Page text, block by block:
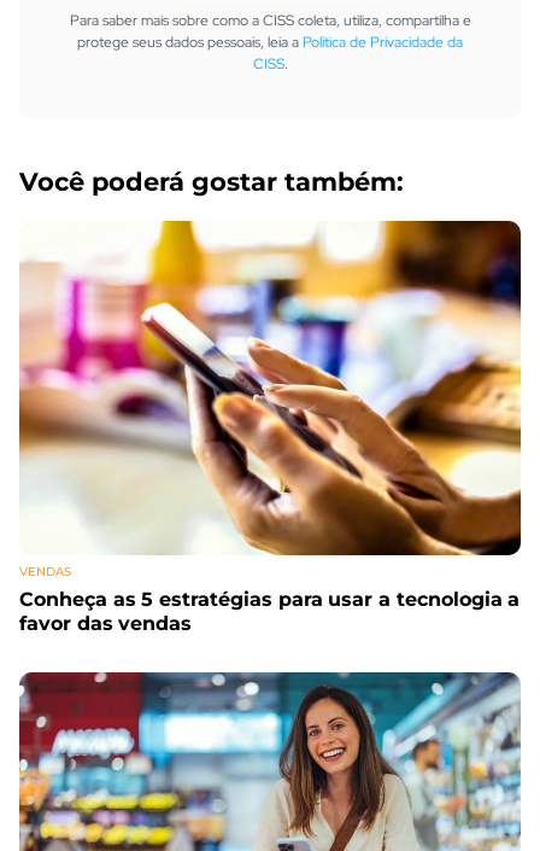
Para saber mais sobre como a CISS coleta, utiliza, compartilha e
protege seus dados pessoais, leia a Política de Privacidade da
CISS.
Você poderá gostar também:
VENDAS
Conheça as 5 estratégias para usar a tecnologia a
favor das vendas